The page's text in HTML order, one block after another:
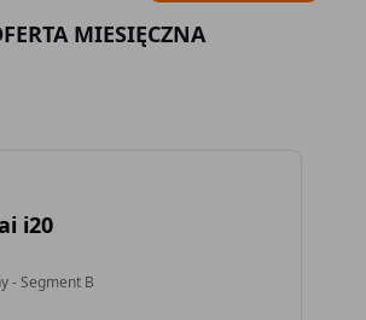
MIESIĘCZNA
i20
- Segment B